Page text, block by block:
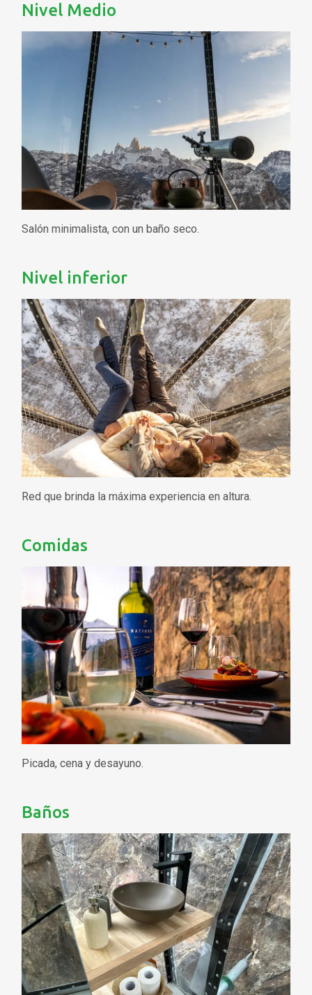
Nivel Medio
Salón minimalista, con un baño seco.
Nivel inferior
Red que brinda la máxima experiencia en altura.
Comidas
Picada, cena y desayuno.
Baños